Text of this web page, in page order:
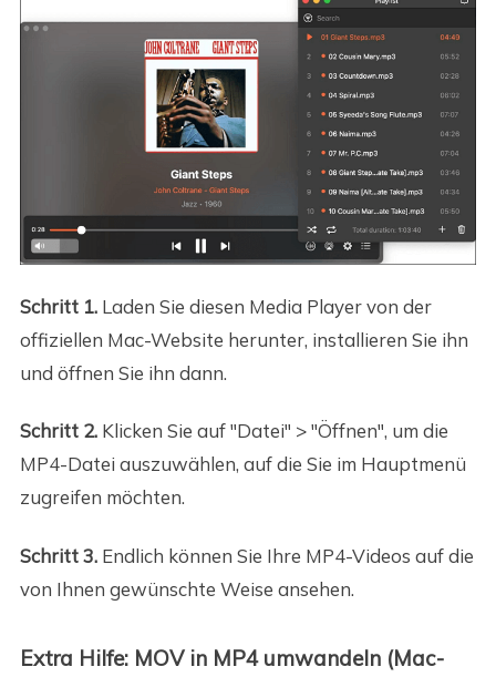
Schritt 1.Laden Sie diesen Media Player von der
offiziellen Mac-Website herunter, installieren Sie ihn
und öffnen Sie ihn dann.
Schritt 2.Klicken Sie auf "Datei" > "Öffnen", um die
MP4-Datei auszuwählen, auf die Sie im Hauptmenü
zugreifen möchten.
Schritt 3.Endlich können Sie Ihre MP4-Videos auf die
von Ihnen gewünschte Weise ansehen.
Extra Hilfe: MOV in MP4 umwandeln (Mac-